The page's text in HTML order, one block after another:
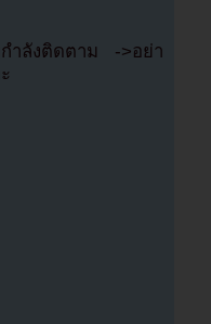
กำลังติดตาม ->อย่า